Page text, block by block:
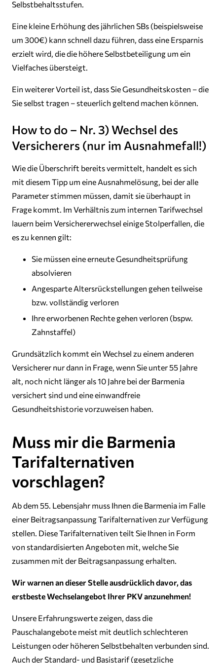
Selbstbehaltsstufen.
Eine kleine Erhöhung des jährlichen SBs (beispielsweise
um 300€) kann schnell dazu führen, dass eine Ersparnis
erzielt wird, die die höhere Selbstbeteiligung um ein
Vielfaches übersteigt.
Ein weiterer Vorteil ist, dass Sie Gesundheitskosten – die
Sie selbst tragen – steuerlich geltend machen können.
How to do – Nr. 3) Wechsel des
Versicherers (nur im Ausnahmefall!)
Wie die Überschrift bereits vermittelt, handelt es sich
mit diesem Tipp um eine Ausnahmelösung, bei der alle
Parameter stimmen müssen, damit sie überhaupt in
Frage kommt. Im Verhältnis zum internen Tarifwechsel
lauern beim Versichererwechsel einige Stolperfallen, die
es zu kennen gilt:
Sie müssen eine erneute Gesundheitsprüfung
absolvieren
Angesparte Altersrückstellungen gehen teilweise
bzw. vollständig verloren
Ihre erworbenen Rechte gehen verloren (bspw.
Zahnstaffel)
Grundsätzlich kommt ein Wechsel zu einem anderen
Versicherer nur dann in Frage, wenn Sie unter 55 Jahre
alt, noch nicht länger als 10 Jahre bei der Barmenia
versichert sind und eine einwandfreie
Gesundheitshistorie vorzuweisen haben.
Muss mir die Barmenia
Tarifalternativen
vorschlagen?
Ab dem 55. Lebensjahr muss Ihnen die Barmenia im Falle
einer Beitragsanpassung Tarifalternativen zur Verfügung
stellen. Diese Tarifalternativen teilt Sie Ihnen in Form
von standardisierten Angeboten mit, welche Sie
zusammen mit der Beitragsanpassung erhalten.
Wir warnen an dieser Stelle ausdrücklich davor, das
erstbeste Wechselangebot Ihrer PKV anzunehmen!
Unsere Erfahrungswerte zeigen, dass die
Pauschalangebote meist mit deutlich schlechteren
Leistungen oder höheren Selbstbehalten verbunden sind.
Auch der Standard- und Basistarif (gesetzliche